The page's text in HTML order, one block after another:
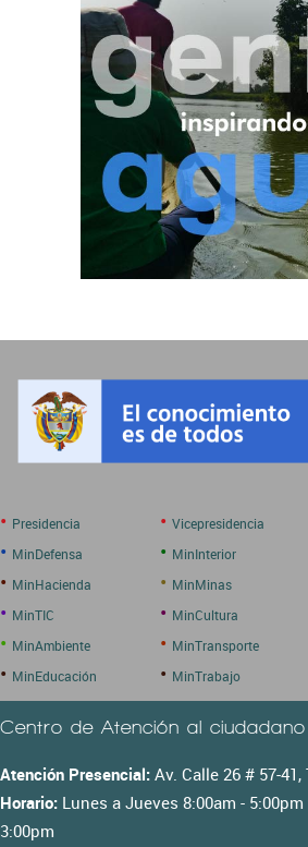
• Presidencia • Vicepresidencia
• MinDefensa • MinInterior
• MinHacienda • MinMinas
• MinTIC • MinCultura
• MinAmbiente • MinTransporte
• MinEducación • MinTrabajo
Centro de Atención al ciudadano
Atención Presencial: Av. Calle 26 # 57-
Horario: Lunes a Jueves 8:00am -
3:00pm